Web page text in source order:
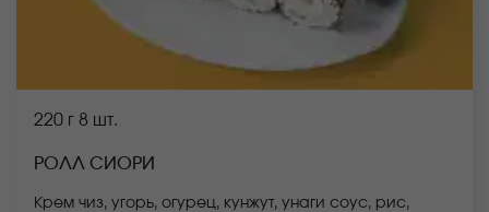
220 г 8 шт.
РОЛЛ СИОРИ
Крем чиз, угорь, огурец, кунжут, унаги соус, рис,